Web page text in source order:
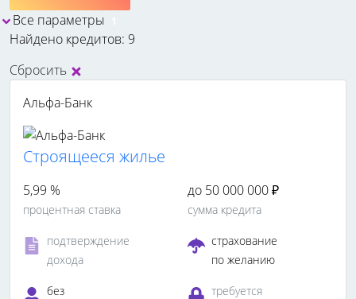
Все параметры
Найдено кредитов: 9
Сбросить
Альфа-Банк
Cтроящееся жилье
5,99 %
процентная ставка
до 50 000 000 ₽
сумма кредита
подтверждение
дохода
страхование
по желанию
без
требуется